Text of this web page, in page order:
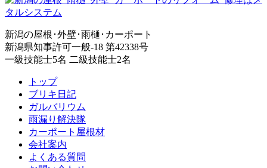
新潟の屋根･外壁･雨樋･カーポート
新潟県知事許可一般-18 第42338号
一級技能士5名 二級技能士2名
トップ
ブリキ日記
ガルバリウム
雨漏り解決隊
カーポート屋根材
会社案内
よくある質問